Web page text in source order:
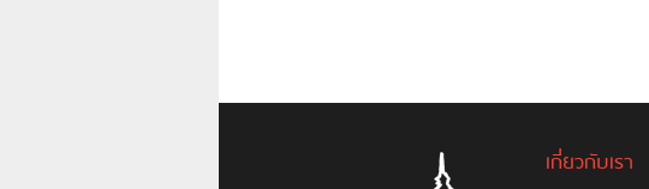
เกี่ยวกับเรา